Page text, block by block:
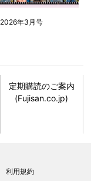
2026年3月号
定期購読のご案内
(Fujisan.co.jp)
利用規約